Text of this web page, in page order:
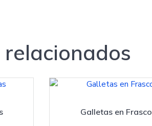
Galletas en Frasco